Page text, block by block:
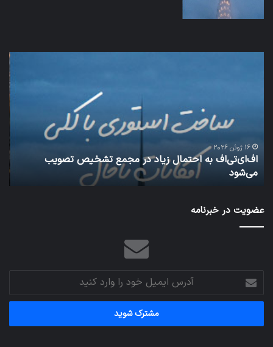
در مجمع تشخیص تصویب
هواپیما
شود
25 ژانویه 2022
شبکه 5G می‌تواند باعث سقوط هواپیما شود
عضویت در خبرنامه
آدرس
ایمیل
خود
وارد